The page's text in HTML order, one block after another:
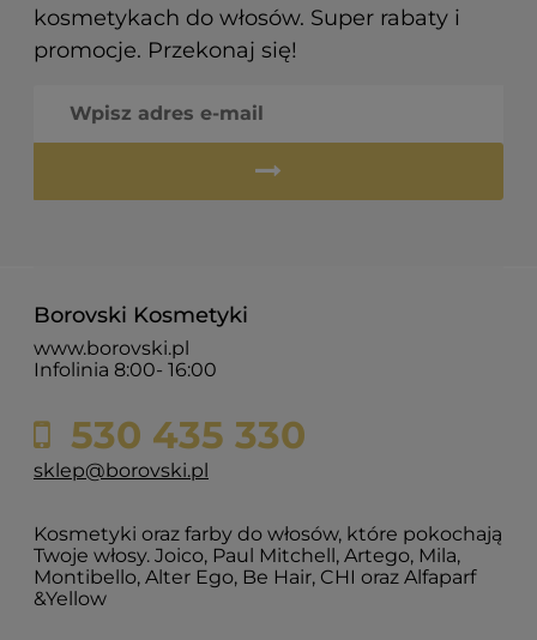
kosmetykach do włosów. Super rabaty i
promocje. Przekonaj się!
Borovski Kosmetyki
www.borovski.pl
Infolinia 8:00- 16:00
530 435 330
sklep@borovski.pl
Kosmetyki oraz farby do włosów, które pokochają
Twoje włosy. Joico, Paul Mitchell, Artego, Mila,
Montibello, Alter Ego, Be Hair, CHI oraz Alfaparf
&Yellow